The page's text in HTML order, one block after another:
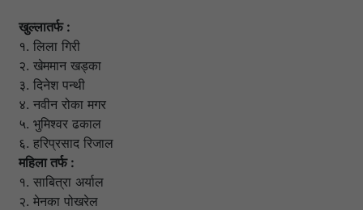
खुल्लातर्फ :
१. लिला गिरी
२. खेममान खड्का
३. दिनेश पन्थी
४. नवीन रोका मगर
५. भुमिश्वर ढकाल
६. हरिप्रसाद रिजाल
महिला तर्फ :
१. साबित्रा अर्याल
२. मेनका पोखरेल